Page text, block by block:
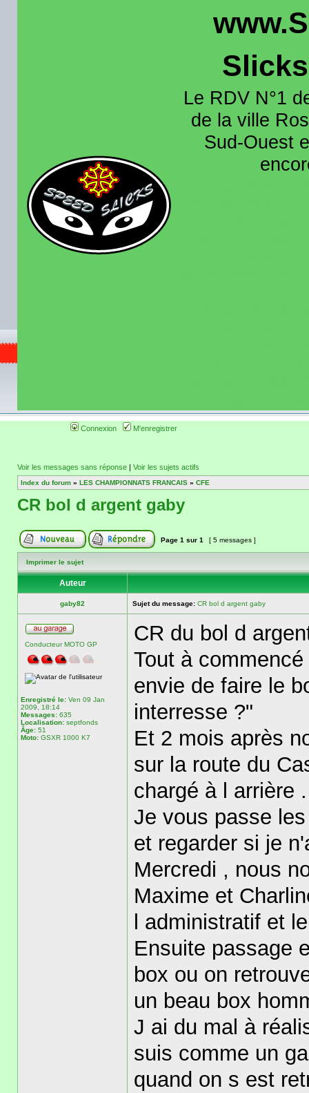
Le RDV N°1
de la ville
Sud-Ouest
Connexion M'enregistrer
Voir les messages sans réponse | Voir les sujets actifs
Index du forum » LES CHAMPIONNATS FRANCAIS » CFE
CR bol d argent gaby
Page 1 sur 1 [ 5 messages ]
Imprimer le sujet
Auteur
gaby82 Sujet du message: CR bol d argent gaby
Conducteur MOTO GP
Enregistré le: Ven 09 Jan
2009, 18:14
Messages: 635
Localisation: septfonds
Âge: 51
Moto: GSXR 1000 K7
CR du bol d
Tout à
envie de faire le
interresse ?"
Et 2 mois après
sur la route du
chargé à l arrière .
Je vous passe
et regarder si je
Mercredi , nous
Maxime et
l administratif et
Ensuite passage
box ou on
un beau box
J ai du mal à
suis comme un
quand on s est